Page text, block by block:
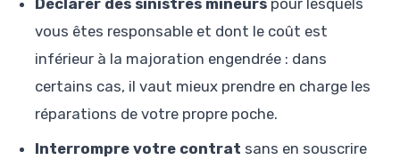
Déclarer des sinistres mineurs pour lesquels
vous êtes responsable et dont le coût est
inférieur à la majoration engendrée : dans
certains cas, il vaut mieux prendre en charge les
réparations de votre propre poche.
Interrompre votre contrat sans en souscrire